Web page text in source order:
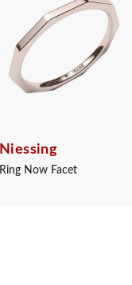
Niessing
Ring Now Facet